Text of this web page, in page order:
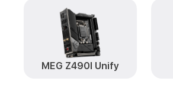
MEG Z490I Unify